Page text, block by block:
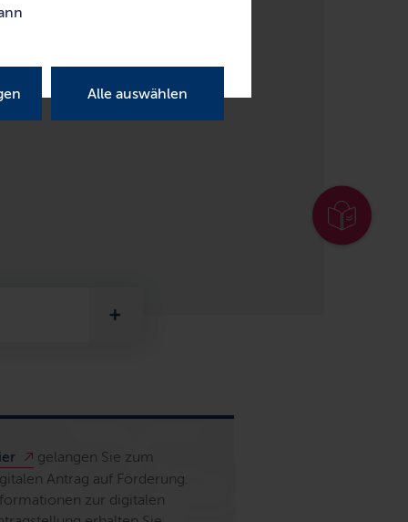
Alle auswählen
gelangen Sie zum
Antrag auf Förderung.
zur digitalen